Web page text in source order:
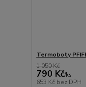
Termoboty
1 050 Kč
790 Kč/ks
653 Kč bez DPH